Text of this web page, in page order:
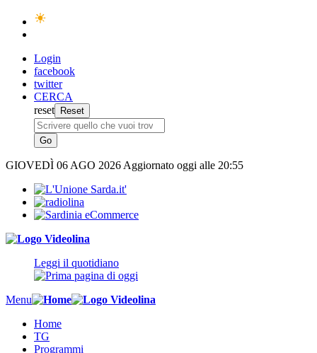
Login
facebook
twitter
CERCA
reset
GIOVEDÌ 06 AGO 2026 Aggiornato oggi alle 20:55
Leggi il quotidiano
Menu
Home
TG
Programmi